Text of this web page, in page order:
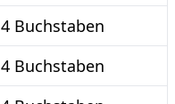
4 Buchstaben
4 Buchstaben